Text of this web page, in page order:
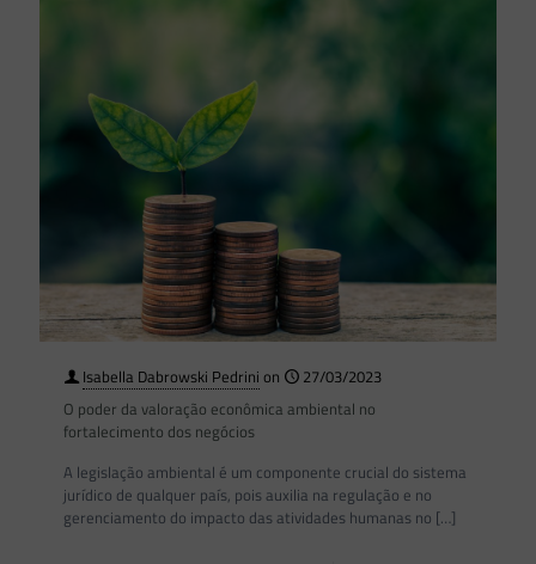
Isabella Dabrowski Pedrini on
27/03/2023
O poder da valoração econômica ambiental no
fortalecimento dos negócios
A legislação ambiental é um componente crucial do sistema
jurídico de qualquer país, pois auxilia na regulação e no
gerenciamento do impacto das atividades humanas no […]